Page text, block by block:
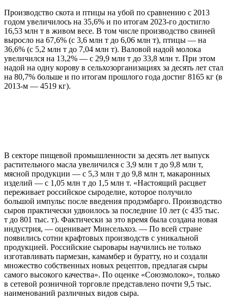
Производство скота и птицы на убой по сравнению с 2013
годом увеличилось на 35,6% и по итогам 2023-го достигло
16,53 млн т в живом весе. В том числе производство свиней
выросло на 67,6% (с 3,6 млн т до 6,06 млн т), птицы — на
36,6% (с 5,2 млн т до 7,04 млн т). Валовой надой молока
увеличился на 13,2% — с 29,9 млн т до 33,8 млн т. При этом
надой на одну корову в сельхозорганизациях за десять лет стал
на 80,7% больше и по итогам прошлого года достиг 8165 кг (в
2013-м — 4519 кг).
В секторе пищевой промышленности за десять лет выпуск
растительного масла увеличился с 3,9 млн т до 9,8 млн т,
мясной продукции — с 5,3 млн т до 9,8 млн т, макаронных
изделий — с 1,05 млн т до 1,5 млн т. «Настоящий расцвет
переживает российское сыроделие, которое получило
большой импульс после введения продэмбарго. Производство
сыров практически удвоилось за последние 10 лет (с 435 тыс.
т до 801 тыс. т). Фактически за это время была создана новая
индустрия, — оценивает Минсельхоз. — По всей стране
появились сотни крафтовых производств с уникальной
продукцией. Российские сыровары научились не только
изготавливать пармезан, камамбер и буратту, но и создали
множество собственных новых рецептов, предлагая сыры
самого высокого качества». По оценке «Союзмолоко», только
в сетевой розничной торговле представлено почти 9,5 тыс.
наименований различных видов сыра.